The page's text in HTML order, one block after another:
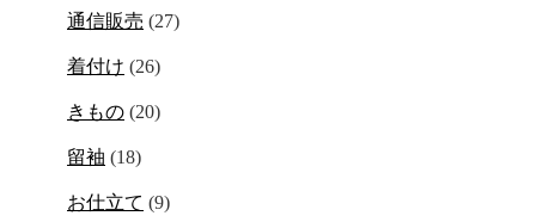
通信販売 (27)
着付け (26)
きもの (20)
留袖 (18)
お仕立て (9)